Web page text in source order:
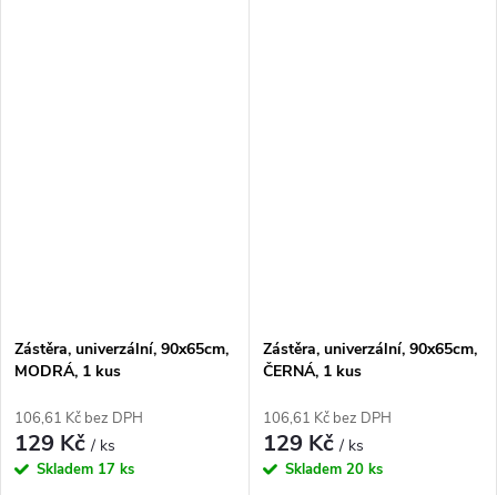
Zástěra, univerzální, 90x65cm,
MODRÁ, 1 kus
106,61 Kč bez DPH
129 Kč/ ks
Skladem 17 ks
Zástěra, univerzální, 90x65cm,
ČERNÁ, 1 kus
106,61 Kč bez DPH
129 Kč/ ks
Skladem 20 ks